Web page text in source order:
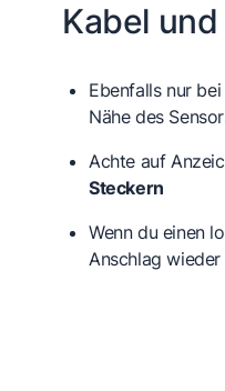
Kabel
Ebenfalls nur
Nähe des
Achte auf
Steckern
Wenn du einen
Anschlag wieder